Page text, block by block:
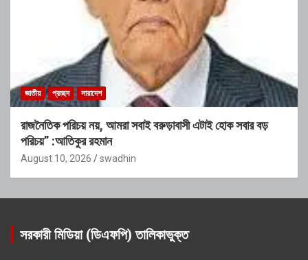
জাতীয় প্রচ্ছদ সারাদেশ
রাজনৈতিক পরিচয় নয়, আমরা সবাই বরুড়াবাসী এটাই হোক সবার বড়
পরিচয়” :আতিকুর রহমান
August 10, 2026 swadhin
সরকারী মিডিয়া (ডিএফপি) তালিকাভুক্ত